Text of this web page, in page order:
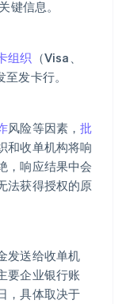
键信息。
组织 （Visa、
发卡行。
风险等因素，批
和收单机构将响
，响应结果中会
法获得授权的原
发送给收单机
要企业银行账
，具体取决于